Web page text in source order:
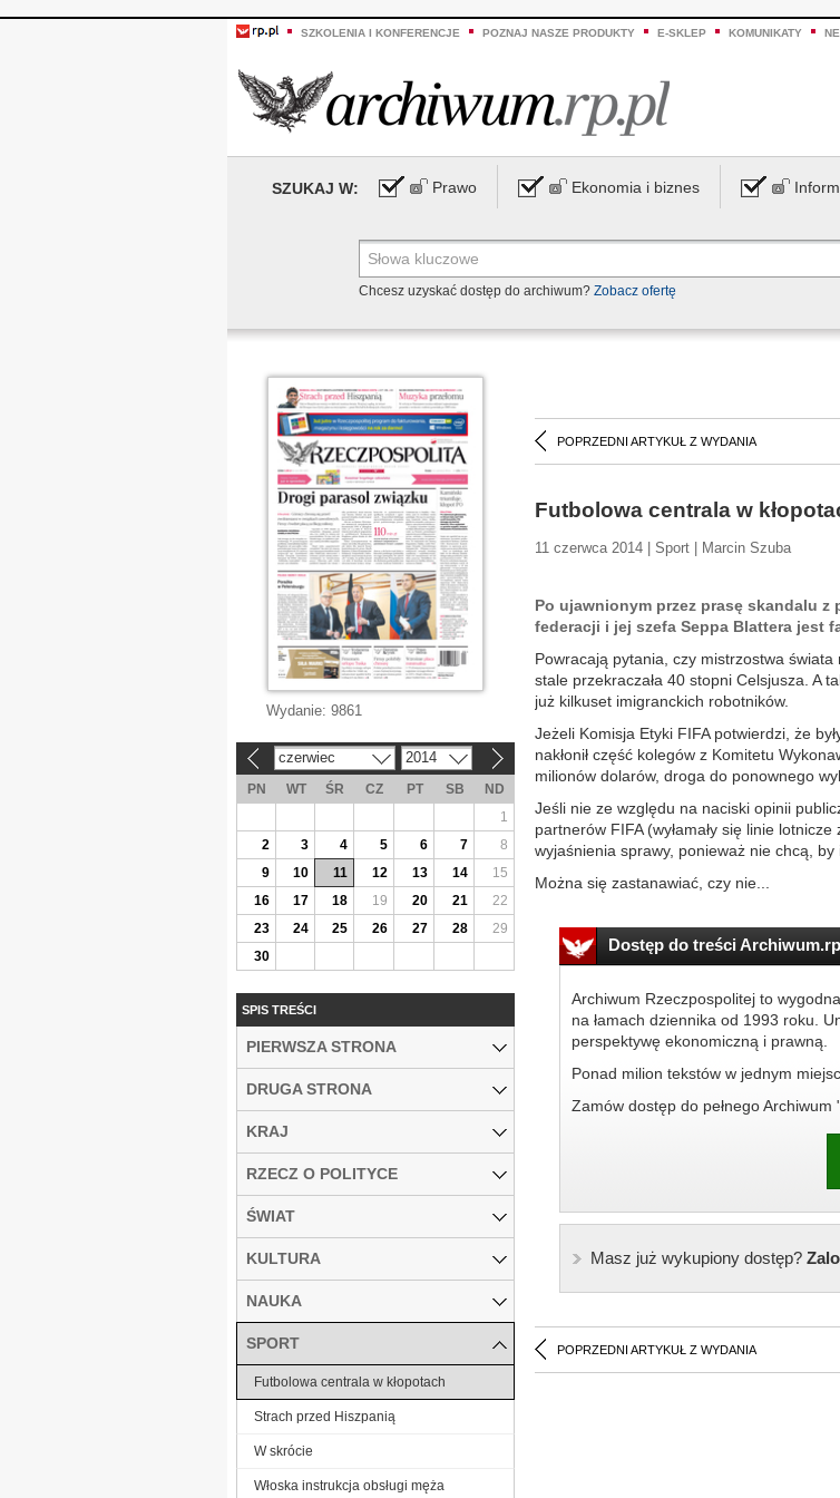
SZKOLENIA I KONFERENCJE POZNAJ NASZE PRODUKTY E-SKLEP KOMUNIKATY
SZUKAJ W: Prawo Ekonomia i biznes
Chcesz uzyskać dostęp do archiwum? Zobacz ofertę
POPRZEDNI ARTYKUŁ Z WYDANIA
Futbolowa centrala w
11 czerwca 2014 | Sport | Marcin Szuba
Po ujawnionym przez prasę skandalu z
federacji i jej szefa Seppa Blattera jest
Powracają pytania, czy mistrzostwa
stale przekraczała 40 stopni Celsjusza. A
już kilkuset imigranckich robotników.
Jeżeli Komisja Etyki FIFA potwierdzi, że
nakłonił część kolegów z Komitetu
milionów dolarów, droga do ponownego
Jeśli nie ze względu na naciski opinii
partnerów FIFA (wyłamały się linie
wyjaśnienia sprawy, ponieważ nie chcą, by
Można się zastanawiać, czy nie...
Dostęp do treści
Archiwum Rzeczpospolitej to
na łamach dziennika od 1993 roku.
perspektywę ekonomiczną i prawną.
Ponad milion tekstów w jednym
Zamów dostęp do pełnego Archiwum
Masz już wykupiony dostęp?
POPRZEDNI ARTYKUŁ Z WYDANIA
Wydanie: 9861
czerwiec 2014
PN WT ŚR CZ PT SB
ND
1
2
3 4 5 6 7
8
9
10 11 12 13 14
15
16
17 18 19 20 21
22
23
24 25 26 27 28
29
30
SPIS TREŚCI
PIERWSZA STRONA
DRUGA STRONA
KRAJ
RZECZ O POLITYCE
ŚWIAT
KULTURA
NAUKA
SPORT
Futbolowa centrala w kłopotach
Strach przed Hiszpanią
W skrócie
Włoska instrukcja obsługi męża